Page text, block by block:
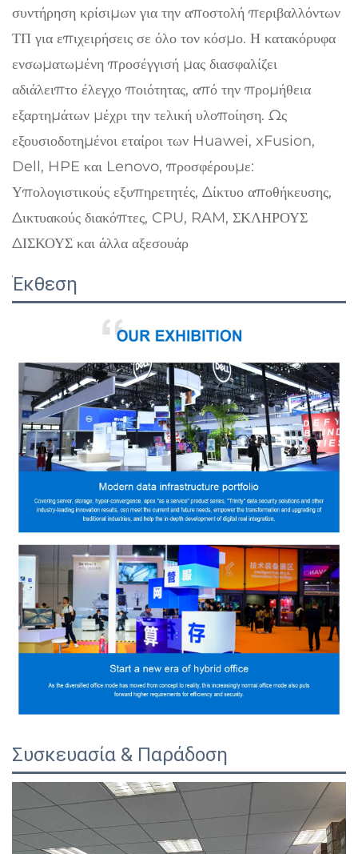
συντήρηση κρίσιμων για την αποστολή περιβαλλόντων
ΤΠ για επιχειρήσεις σε όλο τον κόσμο. Η κατακόρυφα
ενσωματωμένη προσέγγισή μας διασφαλίζει
αδιάλειπτο έλεγχο ποιότητας, από την προμήθεια
εξαρτημάτων μέχρι την τελική υλοποίηση. Ως
εξουσιοδοτημένοι εταίροι των Huawei, xFusion,
Dell, HPE και Lenovo, προσφέρουμε:
Υπολογιστικούς εξυπηρετητές, Δίκτυο αποθήκευσης,
Δικτυακούς διακόπτες, CPU, RAM, ΣΚΛΗΡΟΥΣ
ΔΙΣΚΟΥΣ και άλλα αξεσουάρ
Έκθεση
Συσκευασία & Παράδοση